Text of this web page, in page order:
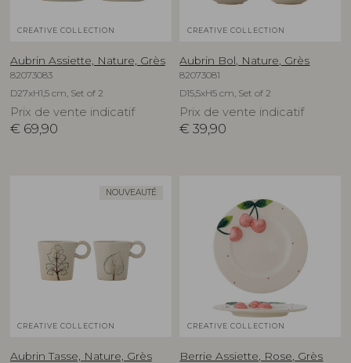
CREATIVE COLLECTION
Aubrin Assiette, Nature, Grès
82073083
D27xH1,5 cm, Set of 2
Prix de vente indicatif
€ 69,90
CREATIVE COLLECTION
Aubrin Bol, Nature, Grès
82073081
D15,5xH5 cm, Set of 2
Prix de vente indicatif
€ 39,90
NOUVEAUTÉ
CREATIVE COLLECTION
Aubrin Tasse, Nature, Grès
CREATIVE COLLECTION
Berrie Assiette, Rose, Grès